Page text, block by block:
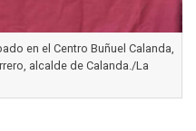
en el Centro Buñuel Calanda,
alcalde de Calanda./La